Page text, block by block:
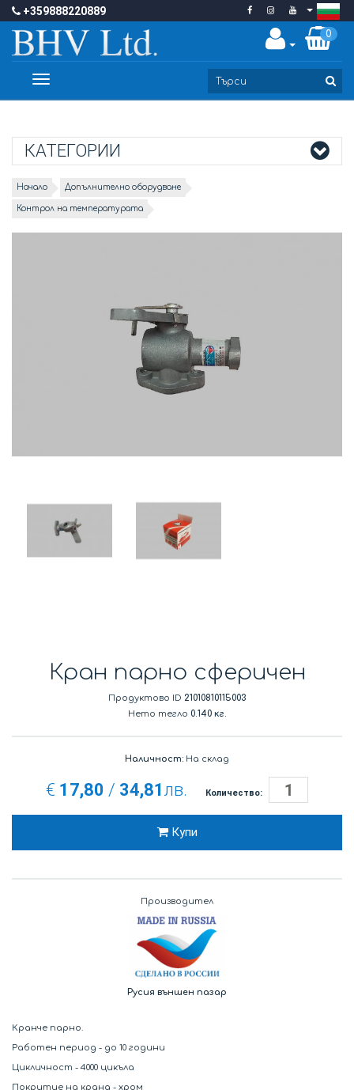
+359888220889
0
Toggle
КАТЕГОРИИ
Начало Допълнително оборудване
Контрол на температурата
Кран парно сферичен
Продуктово ID 21010810115003
Нето тегло 0.140 кг.
Наличност: На склад
€ 17,80 / 34,81 лв. Количество:
Купи
Производител
Русия външен пазар
Кранче парно.
Работен период - до 10 години
Цикличност - 4000 цикъла
Покритие на крана - хром